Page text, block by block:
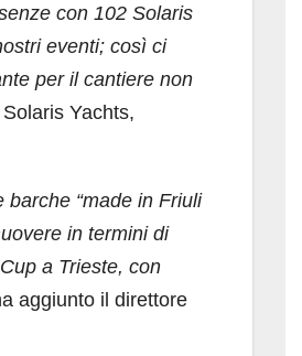
con 102 Solaris
eventi; così ci
per il cantiere non
Yachts,
“made in Friuli
in termini di
a Trieste, con
aggiunto il direttore